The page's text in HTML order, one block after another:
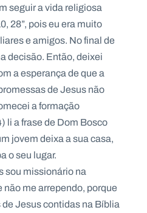
seguir a vida religiosa
28”, pois eu era muito
e amigos. No final de
decisão. Então, deixei
a esperança de que a
de Jesus não
a formação
li a frase de Dom Bosco
jovem deixa a sua casa,
o seu lugar.
sou missionário na
me arrependo, porque
Jesus contidas na Bíblia